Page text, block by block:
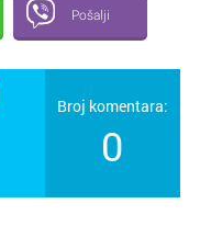
Pošalji
Broj komentara:
0